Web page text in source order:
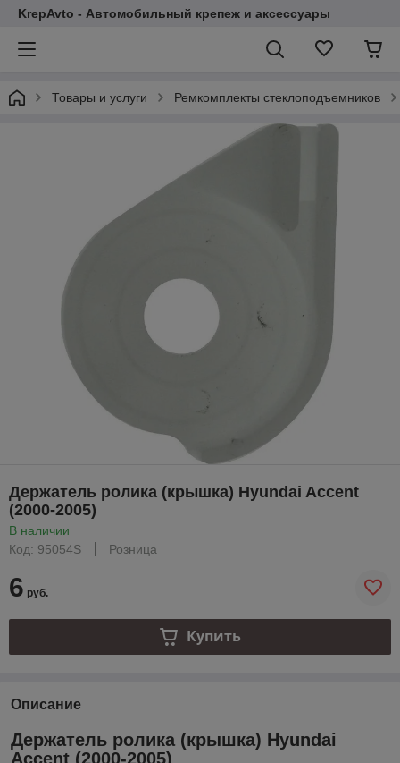
KrepAvto - Автомобильный крепеж и аксессуары
Товары и услуги Ремкомплекты стеклоподъемников
Держатель ролика (крышка) Hyundai Accent
(2000-2005)
В наличии
Код: 95054S
Розница
6 руб.
Купить
Описание
Держатель ролика (крышка) Hyundai
Accent (2000-2005)